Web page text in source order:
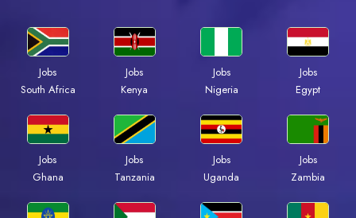
Jobs
South Africa
Jobs
Kenya
Jobs
Nigeria
Jobs
Egypt
Jobs
Ghana
Jobs
Tanzania
Jobs
Uganda
Jobs
Zambia